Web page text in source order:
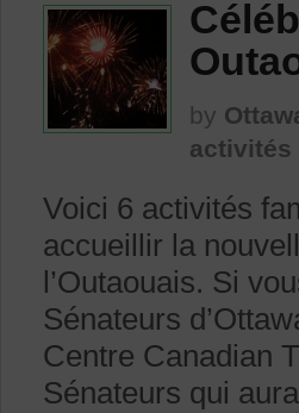
by
activités
Voici 6 activités
accueillir la
l’Outaouais. Si
Sénateurs
Centre Canadian
Sénateurs qui